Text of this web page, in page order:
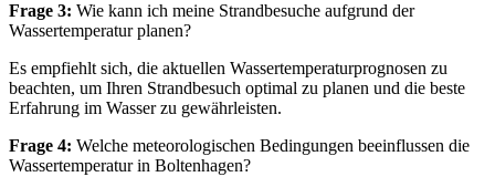
Frage 3: Wie kann ich meine Strandbesuche aufgrund der
Wassertemperatur planen?
Es empfiehlt sich, die aktuellen Wassertemperaturprognosen zu
beachten, um Ihren Strandbesuch optimal zu planen und die beste
Erfahrung im Wasser zu gewährleisten.
Frage 4: Welche meteorologischen Bedingungen beeinflussen die
Wassertemperatur in Boltenhagen?